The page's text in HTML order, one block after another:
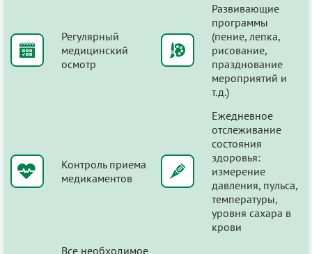
Регулярный
медицинский
осмотр
Развивающие
программы
(пение, лепка,
рисование,
празднование
мероприятий и
т.д.)
Контроль приема
медикаментов
Ежедневное
отслеживание
состояния
здоровья:
измерение
давления, пульса,
температуры,
уровня сахара в
крови
Все необходимое